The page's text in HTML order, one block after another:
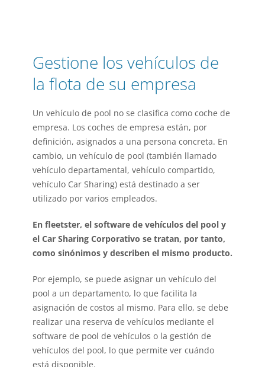
Gestione los vehículos de
la flota de su empresa
Un vehículo de pool no se clasifica como coche de
empresa. Los coches de empresa están, por
definición, asignados a una persona concreta. En
cambio, un vehículo de pool (también llamado
vehículo departamental, vehículo compartido,
vehículo Car Sharing) está destinado a ser
utilizado por varios empleados.
En fleetster, el software de vehículos del pool y
el Car Sharing Corporativo se tratan, por tanto,
como sinónimos y describen el mismo producto.
Por ejemplo, se puede asignar un vehículo del
pool a un departamento, lo que facilita la
asignación de costos al mismo. Para ello, se debe
realizar una reserva de vehículos mediante el
software de pool de vehículos o la gestión de
vehículos del pool, lo que permite ver cuándo
está disponible.